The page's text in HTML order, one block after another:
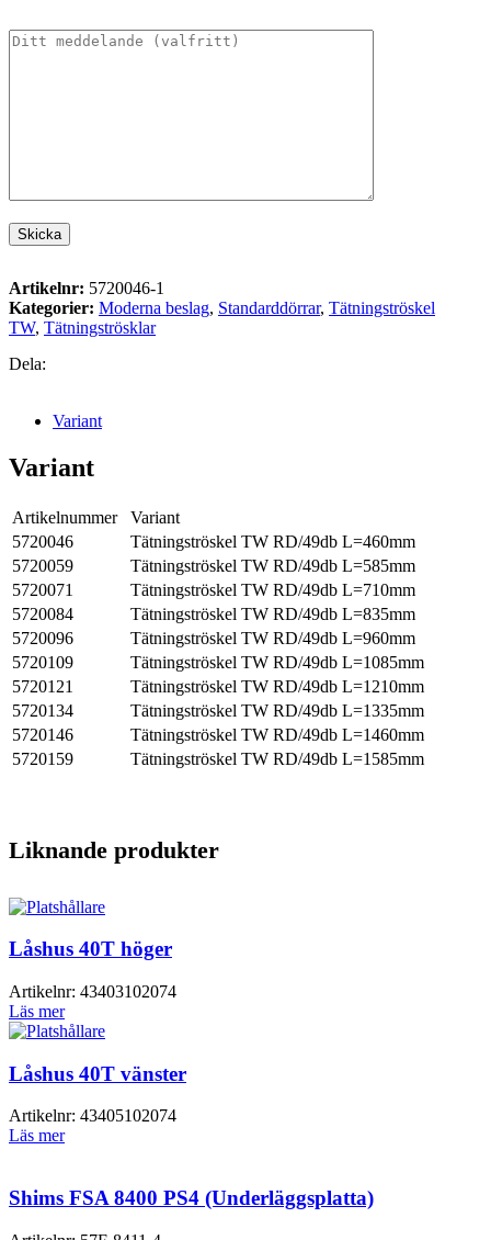
Artikelnr: 5720046-1
Kategorier: Moderna beslag, Standarddörrar, Tätningströskel
TW, Tätningströsklar
Dela:
Variant
Variant
Artikelnummer
Variant
5720046
Tätningströskel TW RD/49db L=460mm
5720059
Tätningströskel TW RD/49db L=585mm
5720071
Tätningströskel TW RD/49db L=710mm
5720084
Tätningströskel TW RD/49db L=835mm
5720096
Tätningströskel TW RD/49db L=960mm
5720109
Tätningströskel TW RD/49db L=1085mm
5720121
Tätningströskel TW RD/49db L=1210mm
5720134
Tätningströskel TW RD/49db L=1335mm
5720146
Tätningströskel TW RD/49db L=1460mm
5720159
Tätningströskel TW RD/49db L=1585mm
Liknande produkter
Låshus 40T höger
Artikelnr: 43403102074
Läs mer
Låshus 40T vänster
Artikelnr: 43405102074
Läs mer
Shims FSA 8400 PS4 (Underläggsplatta)